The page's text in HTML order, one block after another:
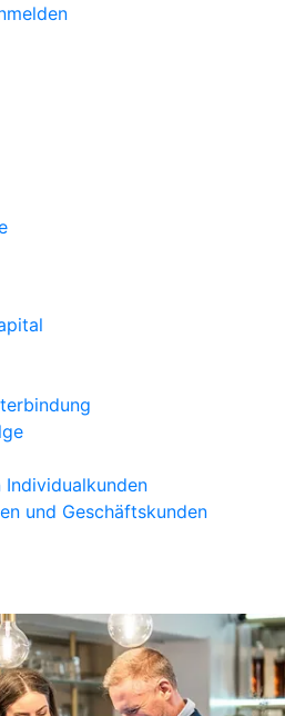
Individualkunden
und Geschäftskunden